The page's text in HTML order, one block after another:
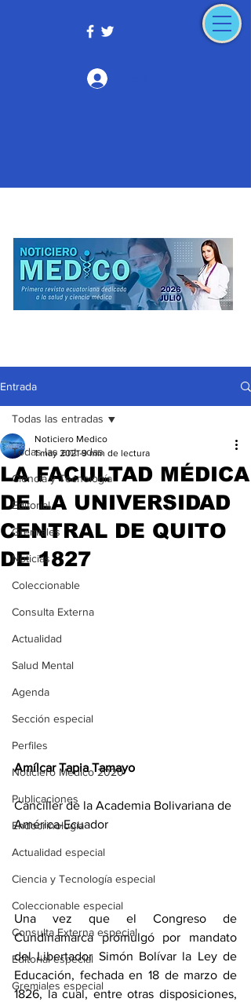
Entrada
Todas las entradas
Ciencia y Tecnología
Editorial
Gremiales
Noticias
Coleccionable
Consulta Externa
Actualidad
Salud Mental
Agenda
Sección especial
Perfiles
Noticiero Médico 2020
Publicaciones
Endocrinología
Actualidad especial
Ciencia y Tecnología especial
Coleccionable especial
Consulta Externa especial
Editorial especial
Gremiales especial
Todas las entradas
LA FACULTAD MÉDICA
DE LA UNIVERSIDAD
CENTRAL DE QUITO
DE 1827
Noticiero Medico
1 may 2021 9 min de lectura
Amílcar Tapia Tamayo
Canciller de la Academia Bolivariana de
América-Ecuador
Una vez que el Congreso de
Cundinamarca promulgó por mandato
del Libertador Simón Bolívar la Ley de
Educación, fechada en 18 de marzo de
1826, la cual, entre otras disposiciones,